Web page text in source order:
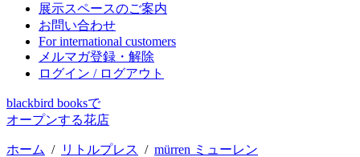
展示スペースのご案内
お問い合わせ
For international customers
メルマガ登録・解除
ログイン / ログアウト
blackbird booksで
オープンする花店
ホーム / リトルプレス / mürren ミューレン